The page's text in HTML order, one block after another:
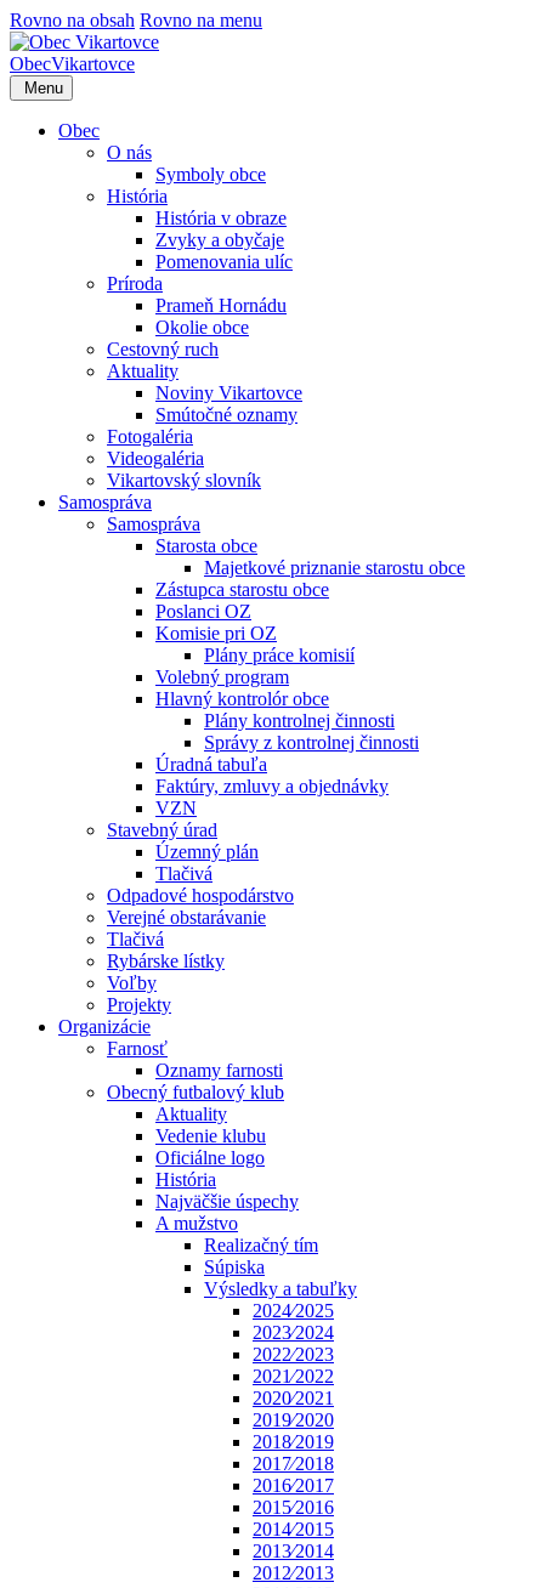
Rovno na obsah Rovno na menu
ObecVikartovce
Menu
Obec
O nás
Symboly obce
História
História v obraze
Zvyky a obyčaje
Pomenovania ulíc
Príroda
Prameň Hornádu
Okolie obce
Cestovný ruch
Aktuality
Noviny Vikartovce
Smútočné oznamy
Fotogaléria
Videogaléria
Vikartovský slovník
Samospráva
Samospráva
Starosta obce
Majetkové priznanie starostu obce
Zástupca starostu obce
Poslanci OZ
Komisie pri OZ
Plány práce komisií
Volebný program
Hlavný kontrolór obce
Plány kontrolnej činnosti
Správy z kontrolnej činnosti
Úradná tabuľa
Faktúry, zmluvy a objednávky
VZN
Stavebný úrad
Územný plán
Tlačivá
Odpadové hospodárstvo
Verejné obstarávanie
Tlačivá
Rybárske lístky
Voľby
Projekty
Organizácie
Farnosť
Oznamy farnosti
Obecný futbalový klub
Aktuality
Vedenie klubu
Oficiálne logo
História
Najväčšie úspechy
A mužstvo
Realizačný tím
Súpiska
Výsledky a tabuľky
2024⁄2025
2023⁄2024
2022⁄2023
2021⁄2022
2020⁄2021
2019⁄2020
2018⁄2019
2017⁄2018
2016⁄2017
2015⁄2016
2014⁄2015
2013⁄2014
2012⁄2013